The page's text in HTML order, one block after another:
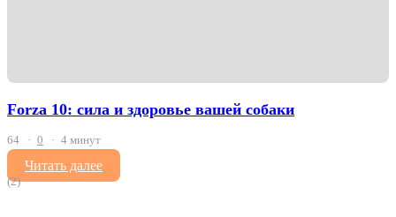
Forza 10: сила и здоровье вашей собаки
64 0 4 минут
Читать далее
(2)